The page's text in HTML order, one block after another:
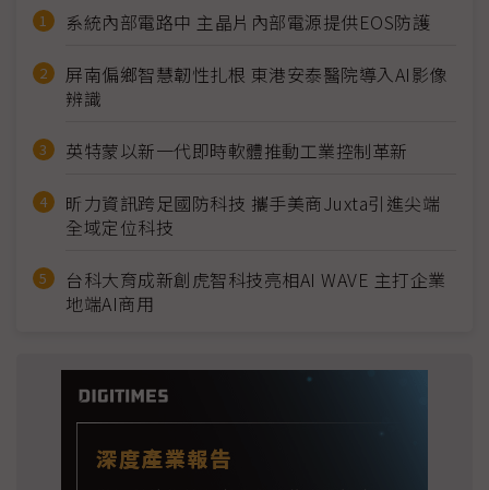
系統內部電路中 主晶片內部電源提供EOS防護
屏南偏鄉智慧韌性扎根 東港安泰醫院導入AI影像
辨識
英特蒙以新一代即時軟體推動工業控制革新
昕力資訊跨足國防科技 攜手美商Juxta引進尖端
全域定位科技
台科大育成新創虎智科技亮相AI WAVE 主打企業
地端AI商用